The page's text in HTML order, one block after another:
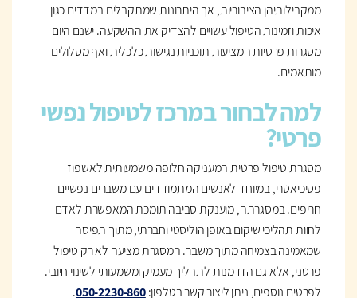
ממקבילותיהן הציבוריות, אך היתרונות שמתקבלים במדדים כגון
איכות וזמינות הטיפול עשויים להצדיק את ההשקעה. ישנם היום
מסגרות פרטיות המציעות תוכניות נגישות כלכלית ואף מסלולים
מותאמים.
למה לבחור במרכז לטיפול נפשי
פרטי?
מסגרת טיפול פרטית המעניקה חלופה משמעותית לאשפוז
פסיכיאטרי, במיוחד לאנשים המתמודדים עם משברים נפשיים
חריפים. במסגרתה, מוענקת סביבה תומכת המאפשרת לאדם
לחוות תהליכי שיקום באופן הוליסטי וחברתי, מתוך תפיסה
שמאמינה בצמיחה מתוך משבר. המסגרת מציעה לא רק טיפול
פרטני, אלא גם הזדמנות לתהליך מעמיק ומשמעותי לשינוי חיובי.
לפרטים נוספים, ניתן ליצור קשר בטלפון:050-2230-860
.